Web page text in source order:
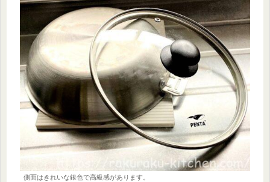
側面はきれいな銀色で高級感があります。